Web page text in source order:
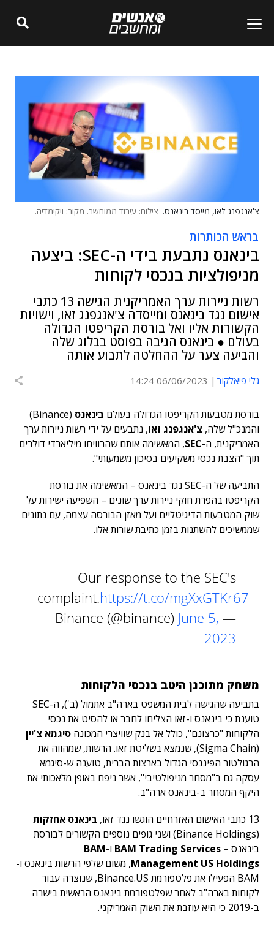
צ'אנגפנג ז'או, מייסד בינאנס. צילום: עיבוד ממוחשב. מקור: ויקימדיה.
בראש הכותרות
בינאנס נתבעת בידי ה-SEC: ביצעה
מניפולציות בנכסי לקוחות
רשות ניירות ערך האמריקנית הגישה 13 כתבי
אישום נגד בינאנס ומייסדה צ'אנגפנג זאו, וישויות
הקשורות אליו ואל בורסת הקריפטו הגדולה
בעולם ● בינאנס הגיבה בפוסט בבלוג שלה
והביעה צער על ההחלטה לתבוע אותה
גלי פיאלקוב 06/06/2023 14:24
בורסת מטבעות הקריפטו הגדולה בעולם בינאנס
(Binance)
והמנכ"ל שלה, צ'אנגפנג זאו, נתבעים על ידי רשות ניירות ערך
האמריקנית, ה-SEC, המאשימה אותם שהרוויחו מיליארדי דולרים
תוך "הצבת נכסי משקיעים בסיכון משמעותי".
התביעה של ה-SEC נגד בינאנס – המאשימה את בורסת
הקריפטו בהפרת חוקי ניירות ערך שונים – השפיעה ישירות על
שוק המטבעות הדיגיטליים ועל מאזן הבורסה עצמה, עם נתונים
שממשיכים להשתנות בזמן כתיבת שורות אלו.
Our response to the SEC's
complaint.https://t.co/mgXxGTKr67
— Binance (@binance)
June 5,
2023
משחק מתוכנן היטב בנכסי הלקוחות
בתביעה שהגישה לבית המשפט בארה"ב אתמול (ב'), ה-SEC
טוענת כי בינאנס ו-זאו הצליחו לחבר או להסיט את נכסי
הלקוחות "כרצונם", כולל אל בנק שוויצרי המכונה סיגמא צ'יין
(Sigma Chain), שנמצא בשליטת זאו. הרשות, שמהווה את
הרגולטור הפיננסי הגדול בארצות הברית, טוענה ש-סיגמא
עסקה גם ב"מסחר מניפולטיבי", אשר ניפח באופן מלאכותי את
היקף המסחר ב-בינאנס ארה"ב.
13 כתבי האישום האזרחיים הוגשו נגד זאו,
בינאנס אחזקות
(Binance Holdings) ושני גופים נוספים הקשורים לבורסת
בינאנס – BAM Trading Services ו-BAM
Management US Holdings, משום שלפי הרשות בינאנס ו-
BAM הפעילו את פלטפורמת Binance.US, שנוצרה עבור
לקוחות בארה"ב לאחר שפלטפורמת בינאנס הראשית בישרה
ב-2019 כי היא עוזבת את השוק האמריקני.